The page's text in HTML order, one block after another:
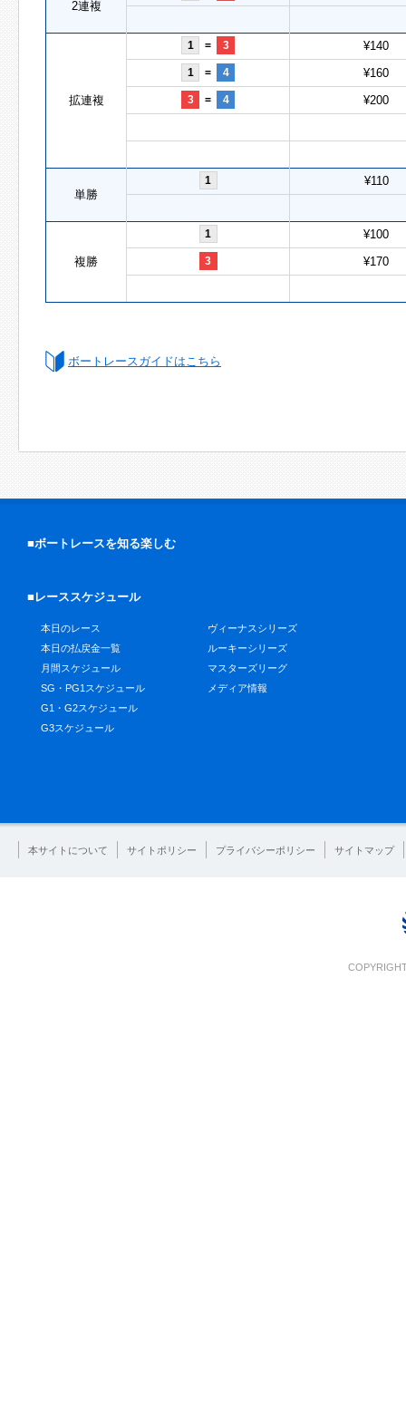
2連複
拡連複
1 = 3 ¥140
1 = 4 ¥160
3 = 4 ¥200
単勝
1 ¥110
複勝
1 ¥100
3 ¥170
ボートレースガイドはこちら
■ボートレースを知る楽しむ
■レーススケジュール
本日のレース
本日の払戻金一覧
月間スケジュール
SG・PG1スケジュール
G1・G2スケジュール
G3スケジュール
ヴィーナスシリーズ
ルーキーシリーズ
マスターズリーグ
メディア情報
本サイトについて サイトポリシー プライバシーポリシー サイトマップ